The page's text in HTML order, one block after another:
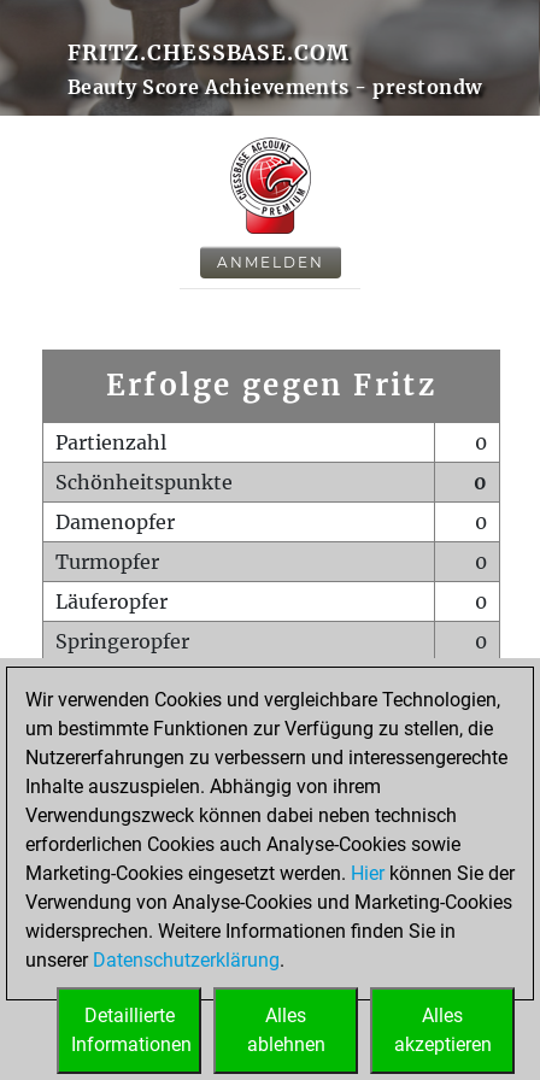
FRITZ.CHESSBASE.COM
Beauty Score Achievements - prestondw
ANMELDEN
Erfolge gegen Fritz
Partienzahl
0
Schönheitspunkte
0
Damenopfer
0
Turmopfer
0
Läuferopfer
0
Springeropfer
0
Matt auf vollem Brett
0
Bauer setzt Matt
0
Erstickte Matts
Unterverwandlungen
Türme auf der siebten
0
STARTSEITE
Wir verwenden Cookies und vergleichbare Technologien,
um bestimmte Funktionen zur Verfügung zu stellen, die
Nutzererfahrungen zu verbessern und interessengerechte
Inhalte auszuspielen. Abhängig von ihrem
Verwendungszweck können dabei neben technisch
erforderlichen Cookies auch Analyse-Cookies sowie
Marketing-Cookies eingesetzt werden. Hierkönnen Sie der
Verwendung von Analyse-Cookies und Marketing-Cookies
widersprechen. Weitere Informationen finden Sie in
unserer Datenschutzerklärung.
Alles
akzeptieren
Alles
ablehnen
Detaillierte
Informationen